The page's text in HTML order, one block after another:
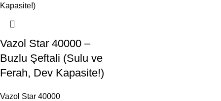
Vazol Star 40000 –
Buzlu Şeftali (Sulu ve
Ferah, Dev Kapasite!)
Vazol Star 40000